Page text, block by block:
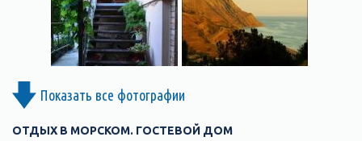
Показать все фотографии
ОТДЫХ В МОРСКОМ. ГОСТЕВОЙ ДОМ